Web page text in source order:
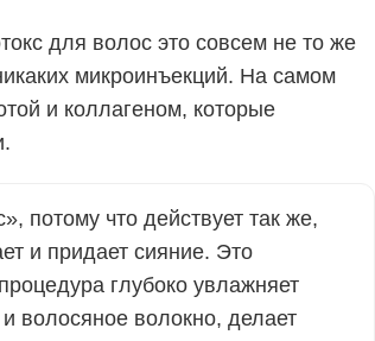
для волос это совсем не то же
микроинъекций. На самом
и коллагеном, которые
потому что действует так же,
и придает сияние. Это
глубоко увлажняет
волосяное волокно, делает